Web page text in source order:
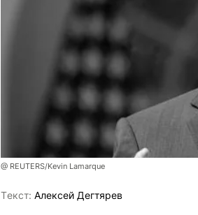
@ REUTERS/Kevin Lamarque
Tекст: Алексей Дегтярев